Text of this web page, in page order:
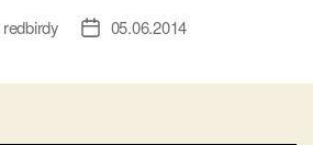
redbirdy
Дата05.06.2014